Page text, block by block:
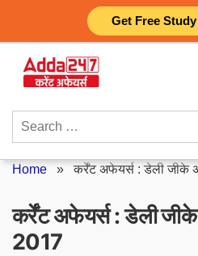
Get Free
content
Search
Home »कर्रेंट अफेयर्स : डेली जीके
कर्रेंट अफेयर्स : डेली
2017